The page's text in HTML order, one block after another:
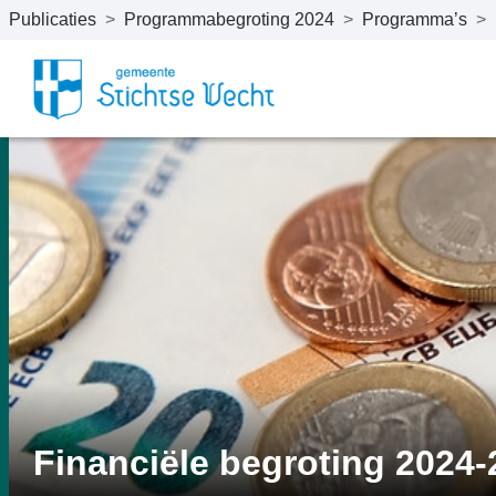
Naar hoofdinhoud
Publicaties > Programmabegroting 2024 > Programma’s >
Financiële begroting 2024-